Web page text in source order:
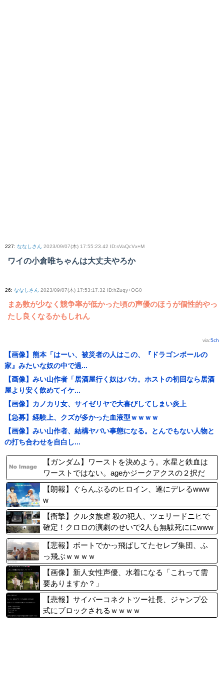
227: ななしさん 2023/09/07(木) 17:55:23.42 ID:sVaQcVx+M
ワイの小倉唯ちゃんは大丈夫やろか
26: ななしさん 2023/09/07(木) 17:53:17.32 ID:hZuqy+OG0
まあ数が少なく競争率が低かった頃の声優のほうが個性的やっ
たし良くなるかもしれん
via:5ch
【画像】熊本「はーい、被災者の人はこの、『ドラゴンボールの
家』みたいな奴の中で過...
【画像】みい山作者「居酒屋行く奴はバカ。ホストの初回なら居酒
屋より安く飲めてイケ...
【画像】カノカリ女、サイゼリヤで大喜びしてしまい炎上
【急募】経験上、クズが多かった血液型ｗｗｗｗ
【画像】みい山作者、結構ヤバい事態になる。とんでもない人物と
の打ち合わせを自白し...
【ガンダム】ワーストを決めよう。水星と鉄血は
ワーストではない。ageかジークアクスの２択だ
ろ？
【朗報】ぐらんぶるのヒロイン、遂にデレるwww
w
【衝撃】クルタ族虐 殺の犯人、ツェリードニヒで
確定！クロロの演劇のせいで2人も無駄死ににwww
w
【悲報】ボートでかっ飛ばしてたセレブ集団、ふ
っ飛ぶｗｗｗｗ
【画像】新人女性声優、水着になる「これって需
要ありますか？」
【悲報】サイバーコネクトツー社長、ジャンプ公
式にブロックされるｗｗｗｗ